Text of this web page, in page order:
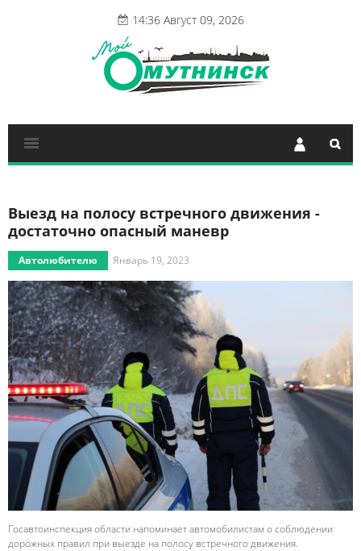
14:36 Август 09, 2026
Выезд на полосу встречного движения -
достаточно опасный маневр
Автолюбителю Январь 19, 2023
Госавтоинспекция области напоминает автомобилистам о соблюдении
дорожных правил при выезде на полосу встречного движения.